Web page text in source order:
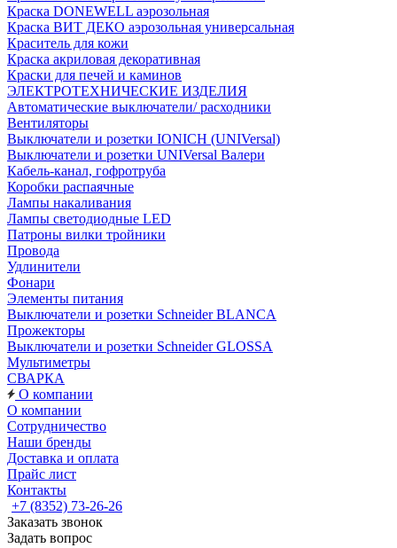
Краска DONEWELL аэрозольная
Краска ВИТ ДЕКО аэрозольная универсальная
Краситель для кожи
Краска акриловая декоративная
Краски для печей и каминов
ЭЛЕКТРОТЕХНИЧЕСКИЕ ИЗДЕЛИЯ
Автоматические выключатели/ расходники
Вентиляторы
Выключатели и розетки IONICH (UNIVersal)
Выключатели и розетки UNIVersal Валери
Кабель-канал, гофротруба
Коробки распаячные
Лампы накаливания
Лампы светодиодные LED
Патроны вилки тройники
Провода
Удлинители
Фонари
Элементы питания
Выключатели и розетки Schneider BLANCA
Прожекторы
Выключатели и розетки Schneider GLOSSA
Мультиметры
СВАРКА
О компании
О компании
Сотрудничество
Наши бренды
Доставка и оплата
Прайс лист
Контакты
+7 (8352) 73-26-26
Заказать звонок
Задать вопрос